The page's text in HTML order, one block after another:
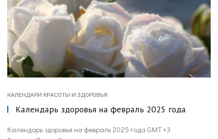
КАЛЕНДАРИ КРАСОТЫ И ЗДОРОВЬЯ
Календарь здоровья на февраль 2025 года
Календарь здоровья на февраль 2025 года GMT +3